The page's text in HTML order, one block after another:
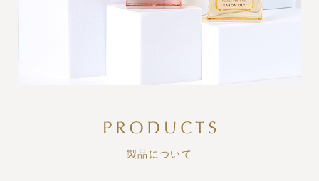
製品について